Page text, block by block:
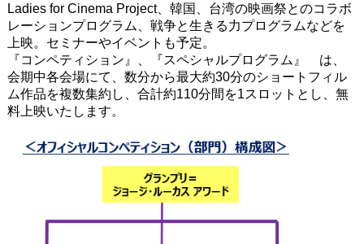
Ladies for Cinema Project、韓国、台湾の映画祭とのコラボ
レーションプログラム、戦争と生きる力プログラムなどを
上映。セミナーやイベントも予定。
『コンペティション』、『スペシャルプログラム』 は、
会期中各会場にて、数分から最大約30分のショートフィル
ム作品を複数集約し、合計約110分間を1スロットとし、無
料上映いたします。